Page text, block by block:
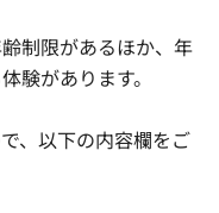
制限があるほか、年
験があります。
、以下の内容欄をご